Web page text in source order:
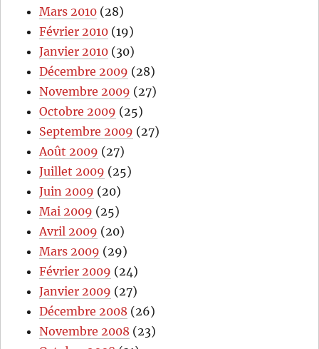
Mars 2010 (28)
Février 2010 (19)
Janvier 2010 (30)
Décembre 2009 (28)
Novembre 2009 (27)
Octobre 2009 (25)
Septembre 2009 (27)
Août 2009 (27)
Juillet 2009 (25)
Juin 2009 (20)
Mai 2009 (25)
Avril 2009 (20)
Mars 2009 (29)
Février 2009 (24)
Janvier 2009 (27)
Décembre 2008 (26)
Novembre 2008 (23)